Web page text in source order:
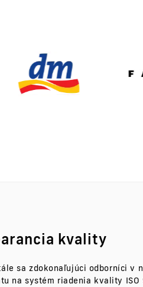
kvality
sa zdokonaľujúci odborníci v
na systém riadenia kvality